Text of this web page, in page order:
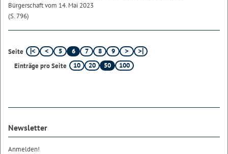
Bürgerschaft vom 14. Mai 2023
(S. 796)
Seite 5 6 7 8
9
Einträge pro Seite
10 20 50 100
Newsletter
Anmelden!